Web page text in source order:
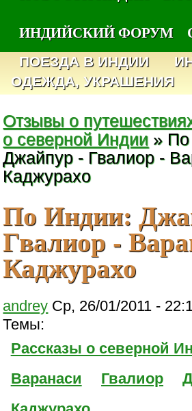
ИНДИЙСКИЙ ФОРУМ
ПОЕЗДА В ИНДИИ
ОДЕЖДА, УКРАШЕНИЯ
Отзывы о
о северной Индии »
Джайпур - Гвалиор -
Каджурахо
По Индии:
Гвалиор -
Каджурахо
andrey Ср, 26/01/2011 -
Темы:
Рассказы о северной
Варанаси
Гвалиор